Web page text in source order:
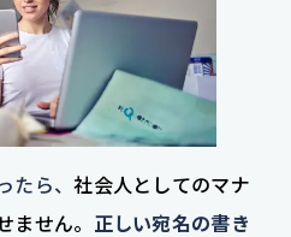
たら、社会人としてのマナ
ません。 正しい宛名の書き